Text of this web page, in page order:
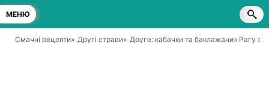
МЕНЮ
Смачні рецепти» Другі страви» Друге: кабачки та баклажани» Рагу з